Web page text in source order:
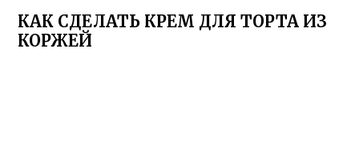
КАК СДЕЛАТЬ КРЕМ ДЛЯ ТОРТА ИЗ
КОРЖЕЙ